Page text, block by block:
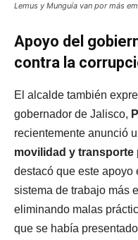
Lemus y Munguía van por más
Apoyo del
contra la
El alcalde también
gobernador de Jalisco,
recientemente anunció
movilidad y transporte
destacó que este apoyo
sistema de trabajo más
eliminando malas
que se había